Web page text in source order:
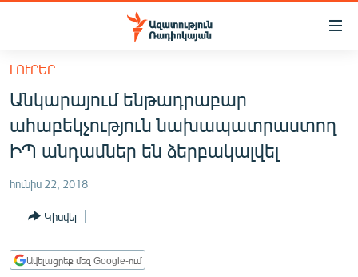
Մատչելիության
հիմնական
բովանդակությանը
Անցնել
հիմնական
մենյուին
ՀԱՅԱՍՏԱՆ
ՔԱՂԱՔԱԿԱՆ
ՀԱՍԱՐԱԿՈՒԹՅՈՒՆ
ՏՆՏԵՍՈՒԹՅՈՒՆ
ԼՈՒՐԵՐ
Անկարայում ենթադրաբար
ահաբեկչություն նախապատրաստող
ԻՊ անդամներ են ձերբակալվել
հունիս 22, 2018
Կիսվել
Ավելացրեք մեզ Google-ում